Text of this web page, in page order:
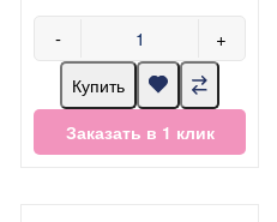
- +
Купить
Заказать в 1 клик